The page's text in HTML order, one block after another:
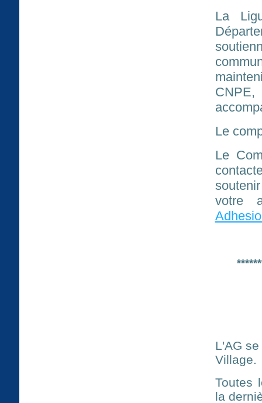
La
Le
Le
votre
L'AG
Village.
Toutes
la